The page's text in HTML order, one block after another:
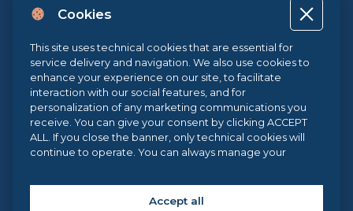
Progetto cofinanziato dall’Unione Europea, dallo Stato Italiano e dalla
Regione Campania POR CAMPANIA FESR 2014-2020 | ASSE II –
OBIETTIVO TEMATICO 2O.S. 2.3 | AZIONE 2.3.1 | Progetto: LA FABBRICA
DIGITALE
Sistema di Gestione Qualità UNI EN ISO 9001:2015
.eu Web Awards 2021
Copyright © 2026 Federica Web Learning, all rights reserved. | Federica
Cookies
This site uses technical cookies that are essential for
service delivery and navigation. We also use cookies to
enhance your experience on our site, to facilitate
interaction with our social features, and for
personalization of any marketing communications you
receive. You can give your consent by clicking ACCEPT
ALL. If you close the banner, only technical cookies will
continue to operate. You can always manage your
Accept all